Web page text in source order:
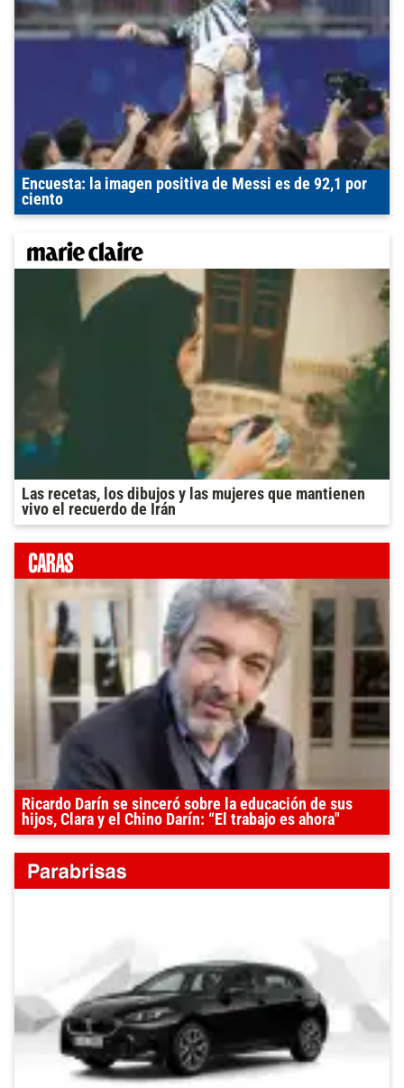
Encuesta: la imagen positiva de Messi es de 92,1 por
ciento
Las recetas, los dibujos y las mujeres que mantienen
vivo el recuerdo de Irán
Ricardo Darín se sinceró sobre la educación de sus
hijos, Clara y el Chino Darín: “El trabajo es ahora"